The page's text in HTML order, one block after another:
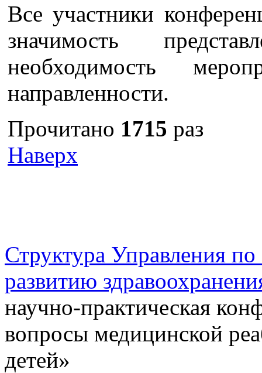
Все участники
значимость
необходимость
направленности.
Прочитано 1715 раз
Наверх
Структура Управления
развитию
научно-практическая
вопросы медицинской
детей»